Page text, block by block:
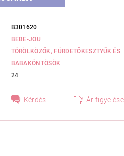
B301620
BEBE-JOU
TÖRÖLKÖZŐK, FÜRDETŐKESZTYŰK ÉS
BABAKÖNTÖSÖK
24
Kérdés Ár figyelése